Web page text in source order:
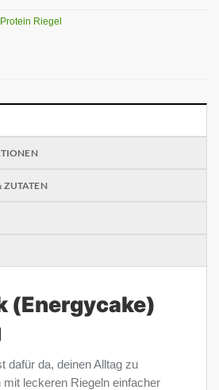
Protein Riegel
ZUTATEN
(Energycake)
dafür da, deinen Alltag zu
mit leckeren Riegeln einfacher